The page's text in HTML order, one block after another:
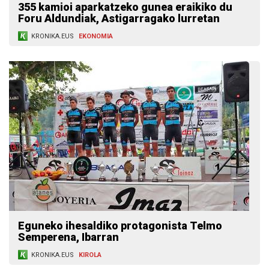
355 kamioi aparkatzeko gunea eraikiko du
Foru Aldundiak, Astigarragako lurretan
KRONIKA.EUS EKONOMIA
Eguneko ihesaldiko protagonista Telmo
Semperena, Ibarran
KRONIKA.EUS KIROLA